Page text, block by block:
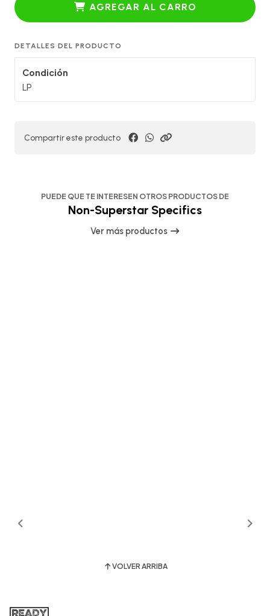
AGREGAR AL CARRO
DETALLES DEL PRODUCTO
Condición
LP
Compartir este producto
PUEDE QUE TE INTERESEN OTROS PRODUCTOS DE
Non-Superstar Specifics
Ver más productos
VOLVER ARRIBA